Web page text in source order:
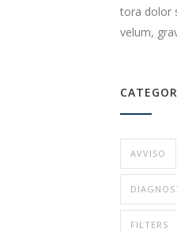
tora dolor
velum,
AVVISO
FILTERS